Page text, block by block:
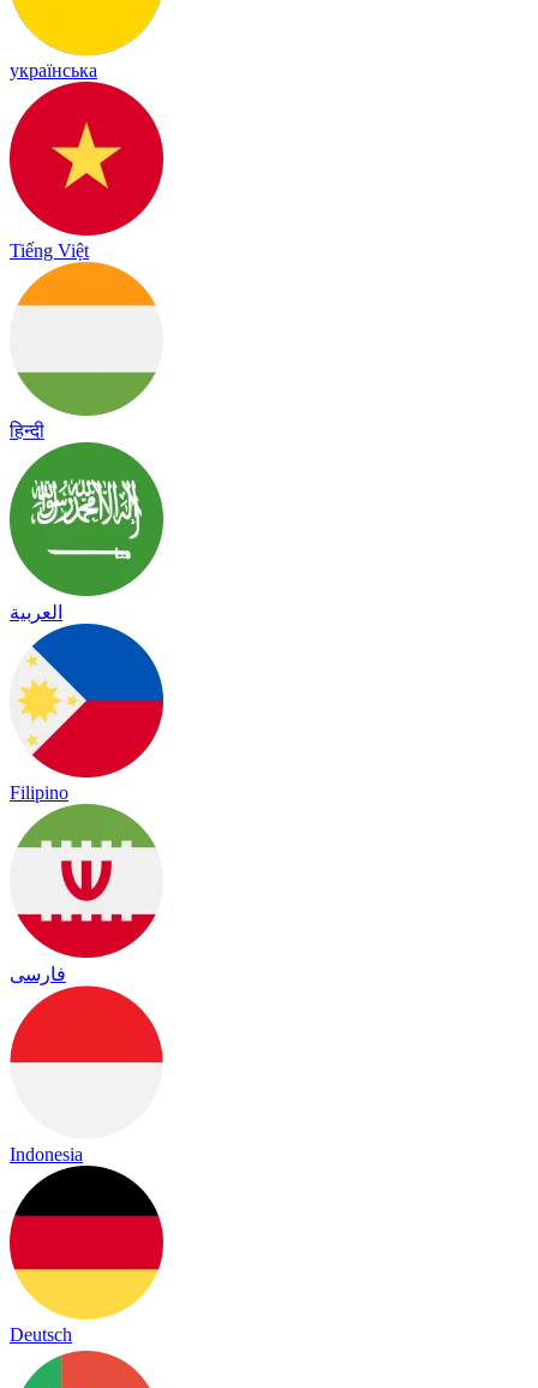
українська
Tiếng Việt
हिन्दी
العربية
Filipino
فارسی
Indonesia
Deutsch